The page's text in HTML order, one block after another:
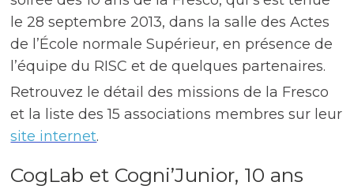
le 28 septembre 2013, dans la salle des Actes
de l’École normale Supérieur, en présence de
l’équipe du RISC et de quelques partenaires.
Retrouvez le détail des missions de la Fresco
et la liste des 15 associations membres sur leur
site internet.
CogLab et Cogni’Junior, 10 ans